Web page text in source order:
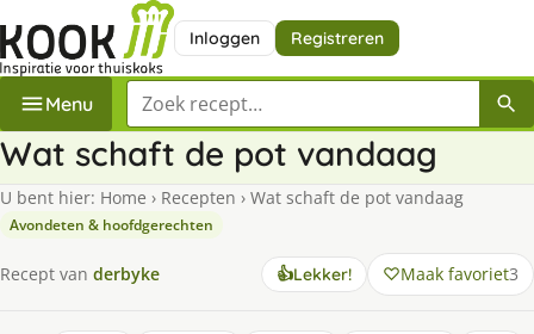
Inloggen Registreren
Menu Zoek een recept
Wat schaft de pot vandaag
U bent hier: Home › Recepten › Wat schaft de pot vandaag
Avondeten & hoofdgerechten
Recept van derbyke 👍Lekker! Maak favoriet3